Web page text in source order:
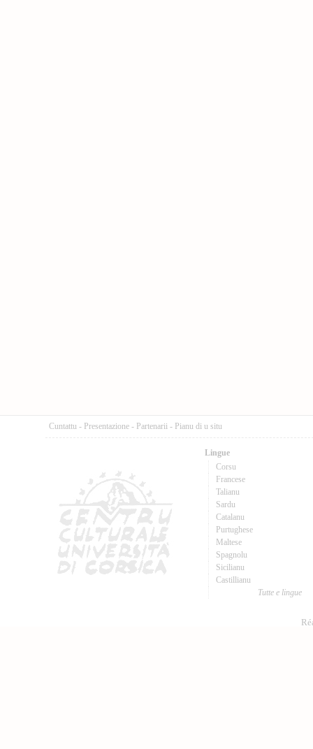
Cuntattu - Presentazione - Partenarii - Pianu di u situ
Lingue
Corsu
Francese
Talianu
Sardu
Catalanu
Purtughese
Maltese
Spagnolu
Sicilianu
Castillianu
Tutte e lingue